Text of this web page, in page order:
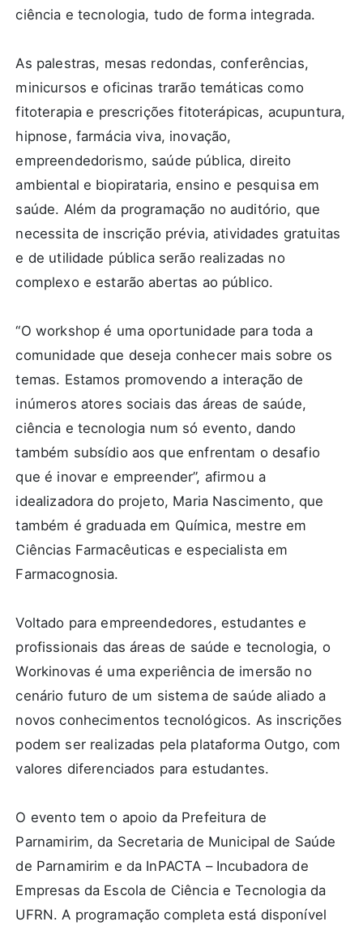
ciência e tecnologia, tudo de forma integrada.
As palestras, mesas redondas, conferências,
minicursos e oficinas trarão temáticas como
fitoterapia e prescrições fitoterápicas, acupuntura,
hipnose, farmácia viva, inovação,
empreendedorismo, saúde pública, direito
ambiental e biopirataria, ensino e pesquisa em
saúde. Além da programação no auditório, que
necessita de inscrição prévia, atividades gratuitas
e de utilidade pública serão realizadas no
complexo e estarão abertas ao público.
“O workshop é uma oportunidade para toda a
comunidade que deseja conhecer mais sobre os
temas. Estamos promovendo a interação de
inúmeros atores sociais das áreas de saúde,
ciência e tecnologia num só evento, dando
também subsídio aos que enfrentam o desafio
que é inovar e empreender”, afirmou a
idealizadora do projeto, Maria Nascimento, que
também é graduada em Química, mestre em
Ciências Farmacêuticas e especialista em
Farmacognosia.
Voltado para empreendedores, estudantes e
profissionais das áreas de saúde e tecnologia, o
Workinovas é uma experiência de imersão no
cenário futuro de um sistema de saúde aliado a
novos conhecimentos tecnológicos. As inscrições
podem ser realizadas pela plataforma Outgo, com
valores diferenciados para estudantes.
O evento tem o apoio da Prefeitura de
Parnamirim, da Secretaria de Municipal de Saúde
de Parnamirim e da InPACTA – Incubadora de
Empresas da Escola de Ciência e Tecnologia da
UFRN. A programação completa está disponível